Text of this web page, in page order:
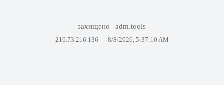
захищено adm.tools
216.73.216.136 — 8/8/2026, 5:37:10 AM